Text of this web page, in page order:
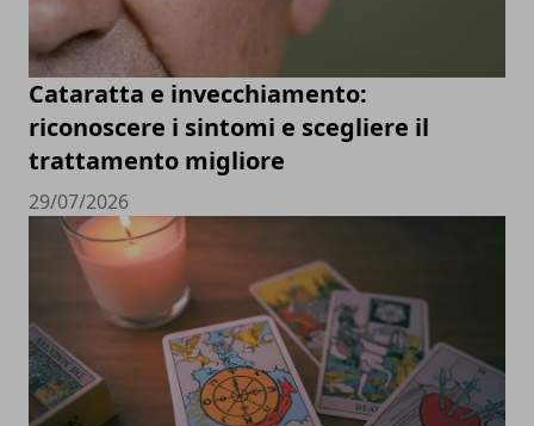
Cataratta e invecchiamento:
riconoscere i sintomi e scegliere il
trattamento migliore
29/07/2026